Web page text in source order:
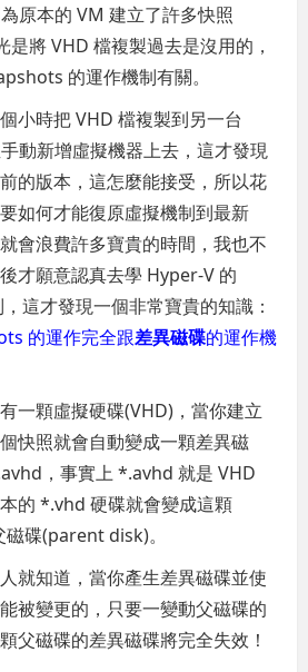
原本的 VM 建立了許多快照
將 VHD 檔複製過去是沒用的，
的運作機制有關。
小時把 VHD 檔複製到另一台
動新增虛擬機器上去，這才發現
的版本，這怎麼能接受，所以花
如何才能復原虛擬機制到最新
會浪費許多寶貴的時間，我也不
才願意認真去學 Hyper-V 的
這才發現一個非常寶貴的知識：
的運作完全跟差異磁碟的運作機
一顆虛擬硬碟(VHD)，當你建立
快照就會自動變成一顆差異磁
，事實上 *.avhd 就是 VHD
的 *.vhd 硬碟就會變成這顆
碟(parent disk)。
就知道，當你產生差異磁碟並使
被變更的，只要一變動父磁碟的
父磁碟的差異磁碟將完全失效！